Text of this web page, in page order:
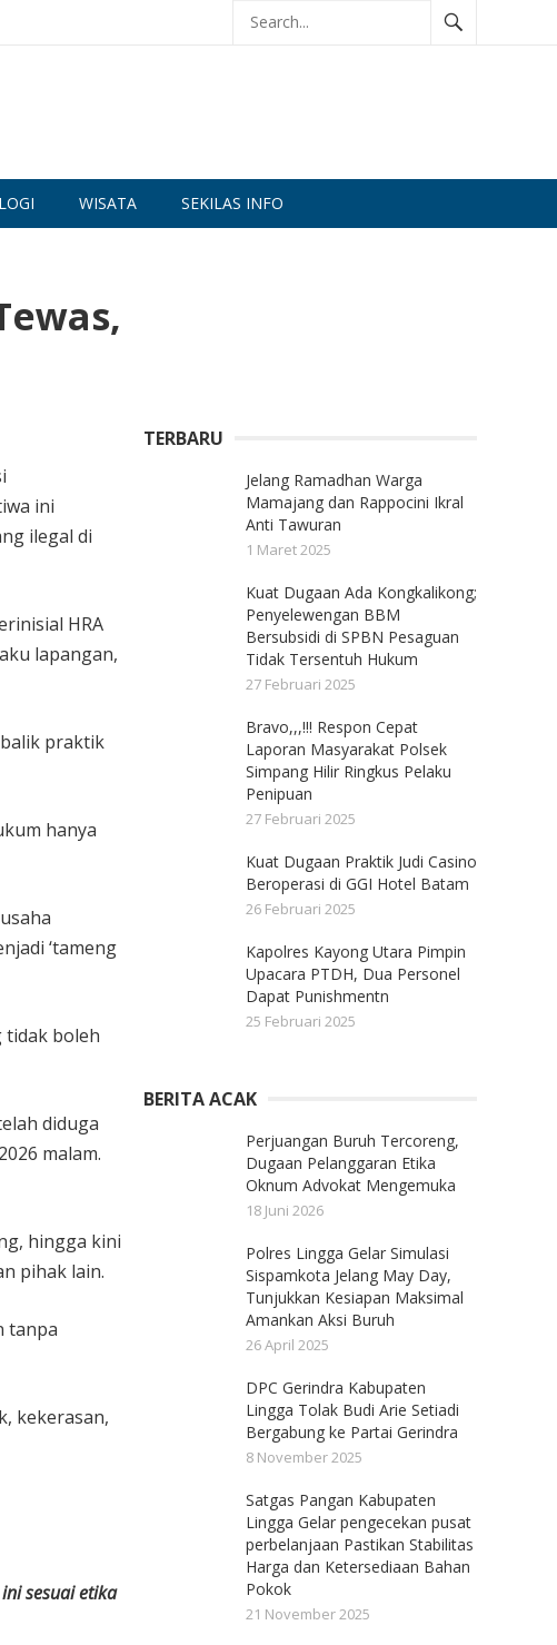
WISATA SEKILAS INFO
ini
ilegal di
HRA
lapangan,
praktik
hanya
‘tameng
tidak boleh
diduga
malam.
hingga kini
pihak lain.
tanpa
kekerasan,
sesuai etika
TERBARU
Jelang Ramadhan Warga
Mamajang dan Rappocini Ikral
Anti Tawuran
1 Maret 2025
Kuat Dugaan Ada Kongkalikong;
Penyelewengan BBM
Bersubsidi di SPBN Pesaguan
Tidak Tersentuh Hukum
27 Februari 2025
Bravo,,,!!! Respon Cepat
Laporan Masyarakat Polsek
Simpang Hilir Ringkus Pelaku
Penipuan
27 Februari 2025
Kuat Dugaan Praktik Judi Casino
Beroperasi di GGI Hotel Batam
26 Februari 2025
Kapolres Kayong Utara Pimpin
Upacara PTDH, Dua Personel
Dapat Punishmentn
25 Februari 2025
BERITA ACAK
Perjuangan Buruh Tercoreng,
Dugaan Pelanggaran Etika
Oknum Advokat Mengemuka
18 Juni 2026
Polres Lingga Gelar Simulasi
Sispamkota Jelang May Day,
Tunjukkan Kesiapan Maksimal
Amankan Aksi Buruh
26 April 2025
DPC Gerindra Kabupaten
Lingga Tolak Budi Arie Setiadi
Bergabung ke Partai Gerindra
8 November 2025
Satgas Pangan Kabupaten
Lingga Gelar pengecekan pusat
perbelanjaan Pastikan Stabilitas
Harga dan Ketersediaan Bahan
Pokok
21 November 2025